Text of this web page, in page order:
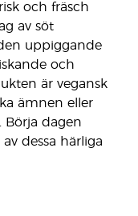
och fräsch
av söt
uppiggande
och
är vegansk
ämnen eller
Börja dagen
dessa härliga